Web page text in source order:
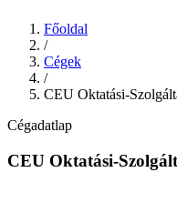
Főoldal
/
Cégek
/
CEU Oktatási-
Cégadatlap
CEU Oktatási-